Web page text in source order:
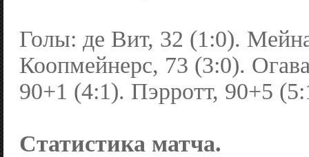
Голы: де Вит, 32 (1:0).
Коопмейнерс, 73 (3:0).
90+1 (4:1). Пэрротт, 90+5
Статистика матча.